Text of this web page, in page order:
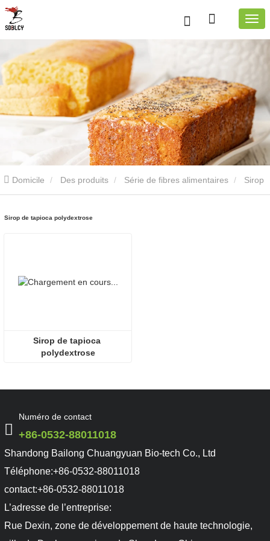
Domicile Des produits Série de fibres alimentaires Sirop
Sirop de tapioca polydextrose
Sirop de tapioca
polydextrose
Numéro de contact
+86-0532-88011018
Shandong Bailong Chuangyuan Bio-tech Co., Ltd
Téléphone:+86-0532-88011018
contact:+86-0532-88011018
L’adresse de l’entreprise:
Rue Dexin, zone de développement de haute technologie,